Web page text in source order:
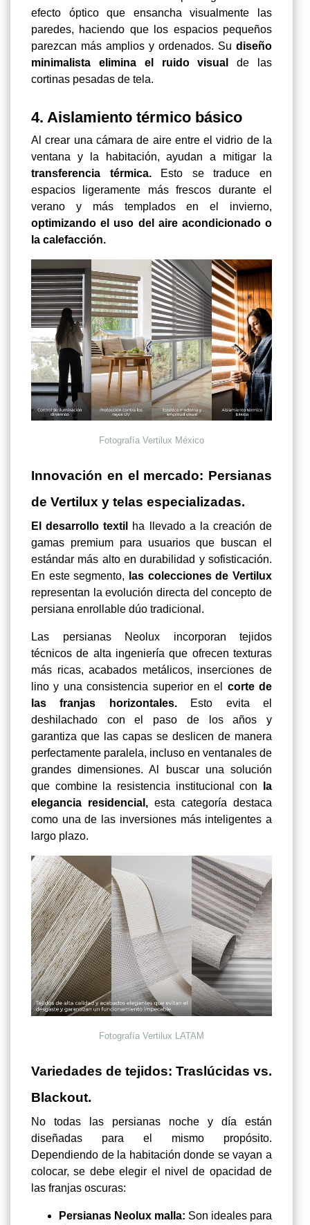
efecto óptico que ensancha visualmente las
paredes, haciendo que los espacios pequeños
parezcan más amplios y ordenados. Su diseño
minimalista elimina el ruido visual
de las
cortinas pesadas de tela.
4. Aislamiento térmico básico
Al crear una cámara de aire entre el vidrio de la
ventana y la habitación, ayudan a mitigar la
transferencia térmica.Esto se traduce en
espacios ligeramente más frescos durante el
verano y más templados en el invierno,
optimizando el uso del aire acondicionado o
la calefacción.
Fotografía Vertilux México
Innovación en el mercado: Persianas
de Vertilux y telas especializadas.
El desarrollo textil ha llevado a la creación de
gamas premium para usuarios que buscan el
estándar más alto en durabilidad y sofisticación.
En este segmento,
las colecciones de Vertilux
representan la evolución directa del concepto de
persiana enrollable dúo tradicional.
Las persianas Neolux incorporan tejidos
técnicos de alta ingeniería que ofrecen texturas
más ricas, acabados metálicos, inserciones de
lino y una consistencia superior en el corte de
las franjas horizontales.Esto evita el
deshilachado con el paso de los años y
garantiza que las capas se deslicen de manera
perfectamente paralela, incluso en ventanales de
grandes dimensiones. Al buscar una solución
que combine la resistencia institucional con
la
elegancia residencial, esta categoría destaca
como una de las inversiones más inteligentes a
largo plazo.
Fotografía Vertilux LATAM
Variedades de tejidos: Traslúcidas vs.
Blackout.
No todas las persianas noche y día están
diseñadas para el mismo propósito.
Dependiendo de la habitación donde se vayan a
colocar, se debe elegir el nivel de opacidad de
las franjas oscuras:
Persianas Neolux malla: Son ideales para